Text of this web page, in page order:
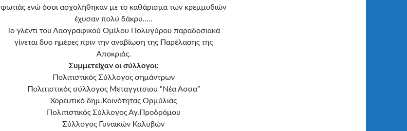
φωτιάς ενώ όσοι ασχολήθηκαν με το καθάρισμα των κρεμμυδιών
έχυσαν πολύ δάκρυ…..
Το γλέντι του Λαογραφικού Ομίλου Πολυγύρου παραδοσιακά
γίνεται δυο ημέρες πριν την αναβίωση της Παρέλασης της
Αποκριάς.
Συμμετείχαν οι σύλλογοι:
Πολιτιστικός Σύλλογος σημάντρων
Πολιτιστικός σύλλογος Μεταγγιτσιου “Νέα Ασσα”
Χορευτικό δημ.Κοινότητας Ορμύλιας
Πολιτιστικός Σύλλογος Αγ.Προδρόμου
Σύλλογος Γυναικών Καλυβών